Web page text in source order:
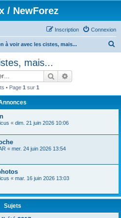
/ NewForez
Connexion
Inscription
à voir avec les cistes, mais...
e
mais...
Rechercher
• Page 1 sur 1
« dim. 21 juin 2026 10:06
« mer. 24 juin 2026 13:54
« mar. 16 juin 2026 13:03
Sujets